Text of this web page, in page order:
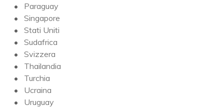
Paraguay
Singapore
Stati Uniti
Sudafrica
Svizzera
Thailandia
Turchia
Ucraina
Uruguay